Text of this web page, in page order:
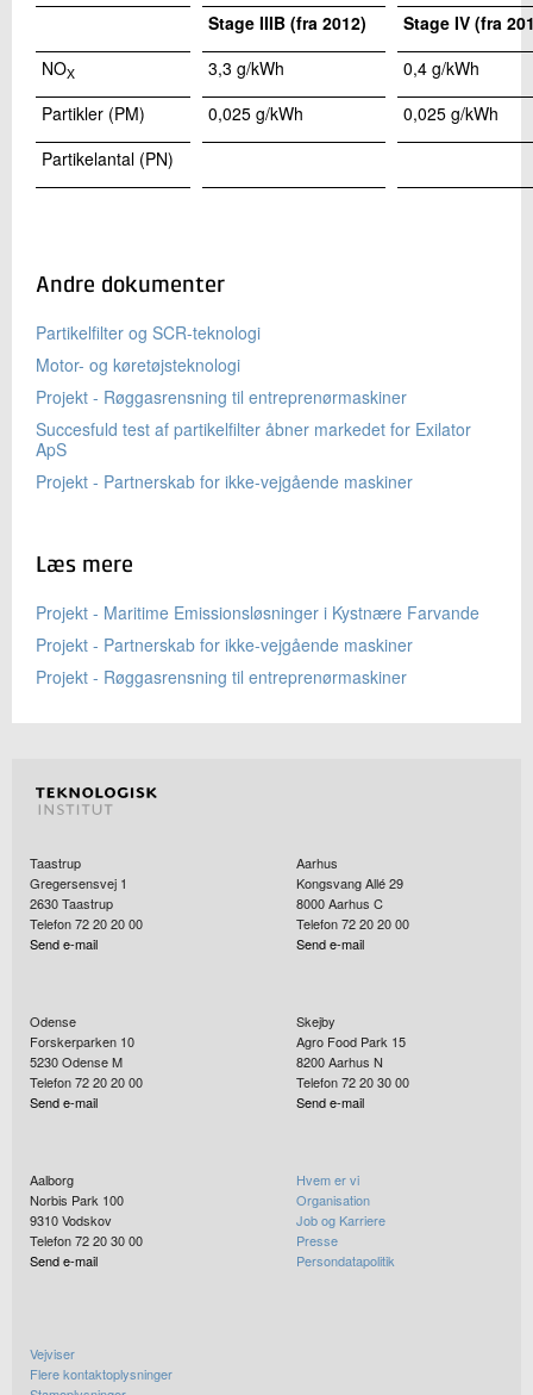
Stage IIIB (fra 2012)
Stage IV (fra
NOX 3,3 g/kWh 0,4 g/kWh
Partikler (PM)
0,025 g/kWh 0,025 g/kWh
Partikelantal (PN)
Andre dokumenter
Partikelfilter og SCR-teknologi
Motor- og køretøjsteknologi
Projekt - Røggasrensning til entreprenørmaskiner
Succesfuld test af partikelfilter åbner markedet for Exilator
ApS
Projekt - Partnerskab for ikke-vejgående maskiner
Læs mere
Projekt - Maritime Emissionsløsninger i Kystnære Farvande
Projekt - Partnerskab for ikke-vejgående maskiner
Projekt - Røggasrensning til entreprenørmaskiner
Taastrup
Gregersensvej 1
2630Taastrup
Telefon 72 20 20 00
Send e-mail
Aarhus
Kongsvang Allé 29
8000Aarhus C
Telefon 72 20 20 00
Send e-mail
Odense
Forskerparken 10
5230Odense M
Telefon 72 20 20 00
Send e-mail
Skejby
Agro Food Park 15
8200Aarhus N
Telefon 72 20 30 00
Send e-mail
Aalborg
Norbis Park 100
9310Vodskov
Telefon 72 20 30 00
Send e-mail
Hvem er vi
Organisation
Job og Karriere
Presse
Persondatapolitik
Vejviser
Flere kontaktoplysninger